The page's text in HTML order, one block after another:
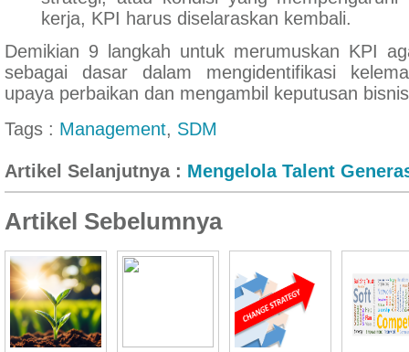
kerja, KPI harus diselaraskan kembali.
Demikian 9 langkah untuk merumuskan KPI
sebagai dasar dalam mengidentifikasi
upaya perbaikan dan mengambil keputusan
Tags : Management, SDM
Artikel Selanjutnya : Mengelola Talent
Artikel Sebelumnya